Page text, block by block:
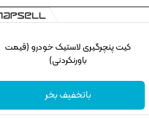
کیت پنچرگیری لاستیک خودرو (قیمت
باورنکردنی)
باتخفیف بخر